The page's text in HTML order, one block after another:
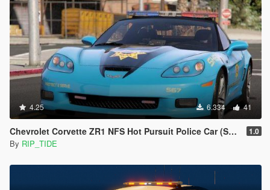
4.25 6.334 41
Chevrolet Corvette ZR1 NFS Hot Pursuit Police Car (SCPD/BCSO) [Add-On| ELS] 1.0
By RIP_TIDE